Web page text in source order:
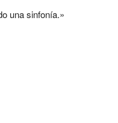
una sinfonía.»